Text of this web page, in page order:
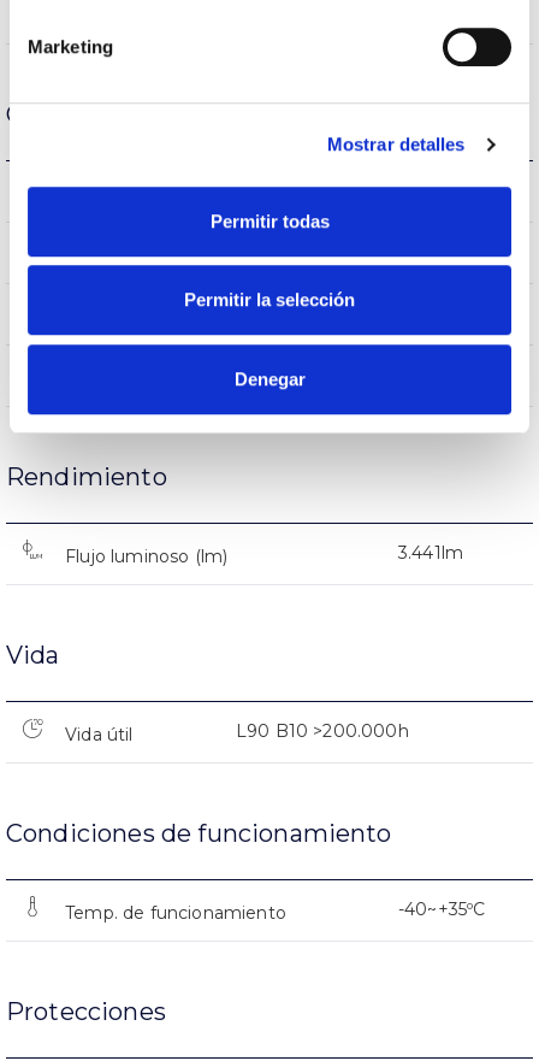
Marketing
Mostrar detalles
Permitir todas
Permitir la selección
Denegar
Carcasa y Acabado
IK Protección contra impactos IK08
IP Índice de estanqueidad IP65
Rendimiento
Flujo luminoso (lm) 3.441lm
Vida
Vida útil L90 B10 >200.000h
Condiciones de funcionamiento
Temp. de funcionamiento -40~+35ºC
Protecciones